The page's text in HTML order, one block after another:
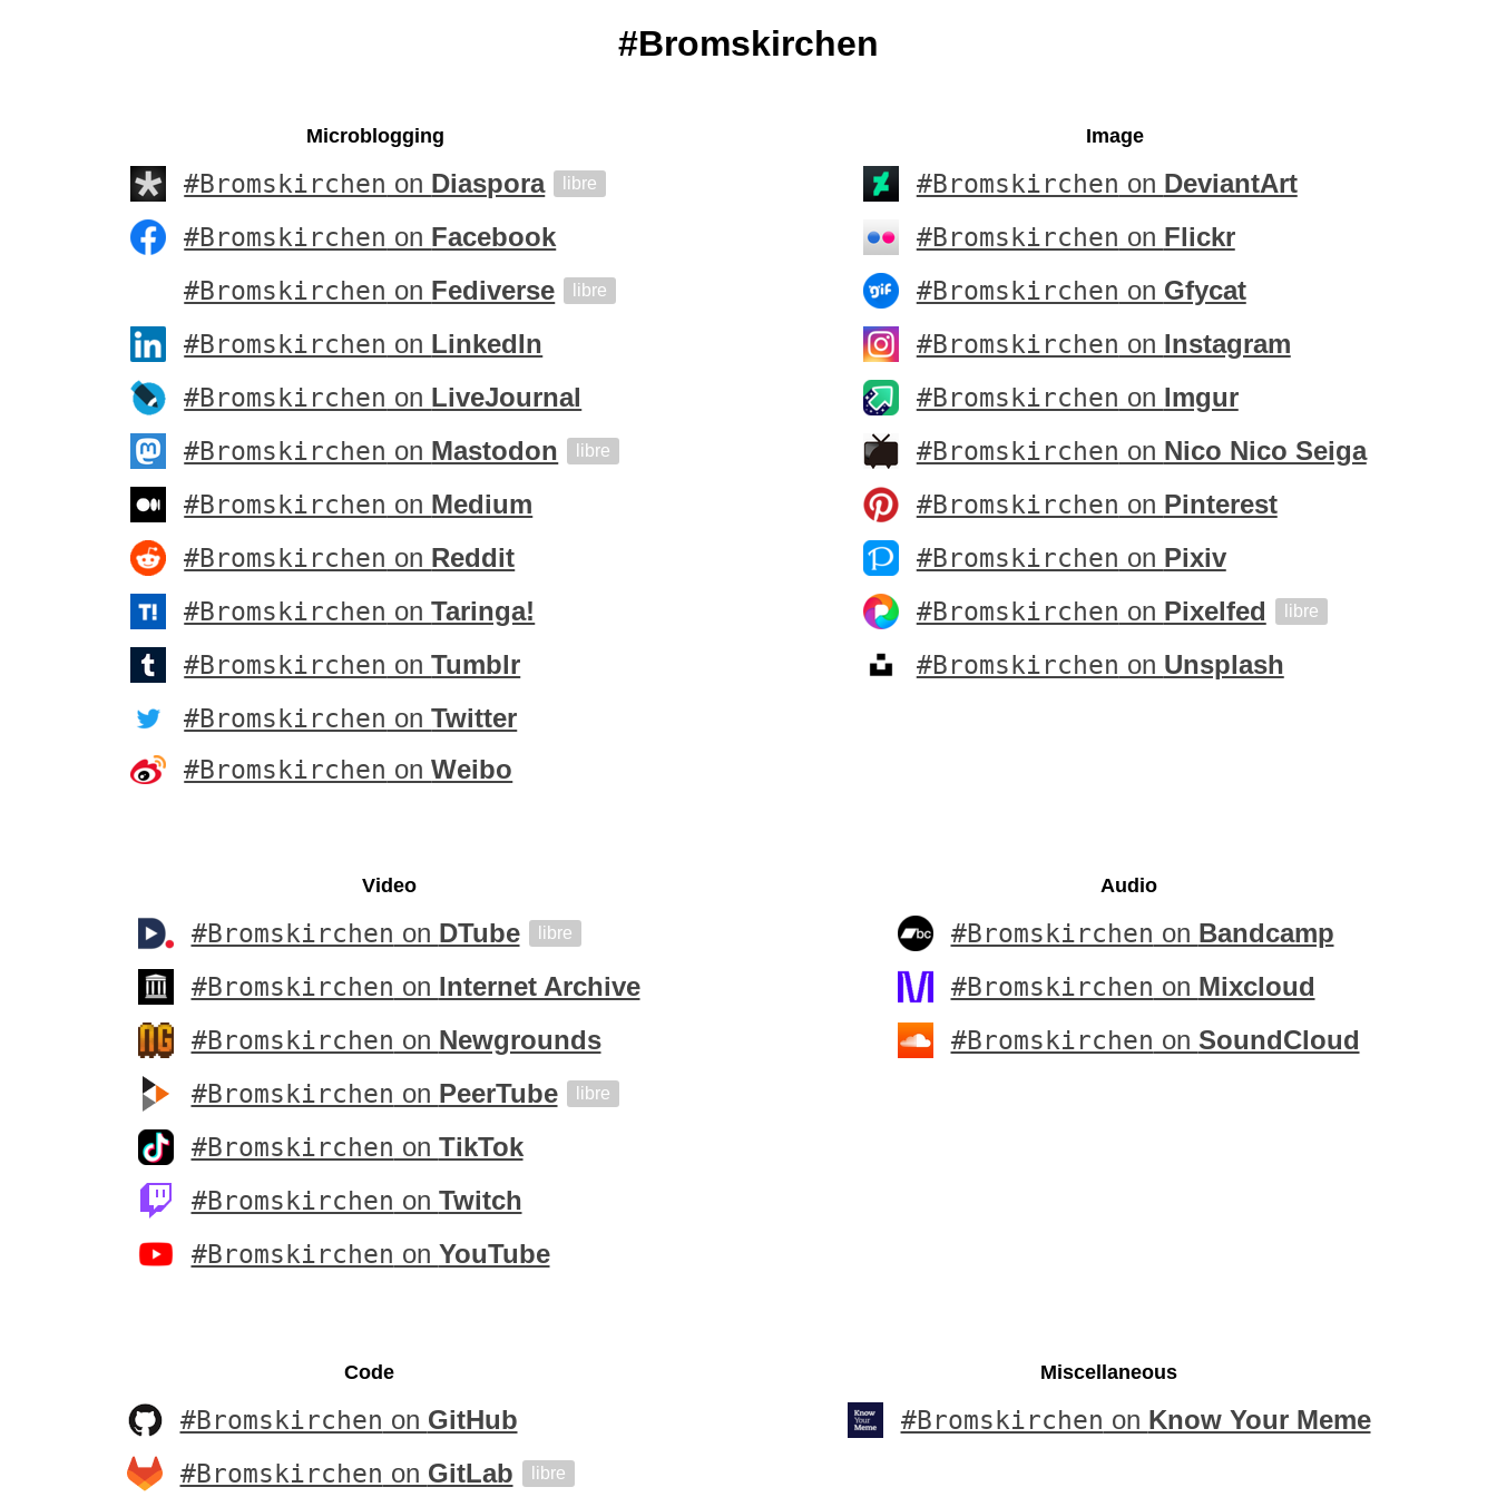
#Bromskirchen
Microblogging
#Bromskirchen on Diaspora libre
#Bromskirchen on Facebook
#Bromskirchen on Fediverse libre
#Bromskirchen on LinkedIn
#Bromskirchen on LiveJournal
#Bromskirchen on Mastodon libre
#Bromskirchen on Medium
#Bromskirchen on Reddit
#Bromskirchen onTaringa!
#Bromskirchen onTumblr
#Bromskirchen onTwitter
#Bromskirchen onWeibo
Image
#Bromskirchen on DeviantArt
#Bromskirchen on Flickr
#Bromskirchen on Gfycat
#Bromskirchen on Instagram
#Bromskirchen on Imgur
#Bromskirchen on Nico Nico Seiga
#Bromskirchen on Pinterest
#Bromskirchen on Pixiv
#Bromskirchen on Pixelfed libre
#Bromskirchen on Unsplash
Video
#Bromskirchen on DTube libre
#Bromskirchen on Internet Archive
#Bromskirchen on Newgrounds
#Bromskirchen on PeerTube libre
#Bromskirchen on TikTok
#Bromskirchen on Twitch
#Bromskirchen on YouTube
Audio
#Bromskirchen on Bandcamp
#Bromskirchen on Mixcloud
#Bromskirchen on SoundCloud
Code
#Bromskirchen on GitHub
#Bromskirchen on GitLab libre
Miscellaneous
#Bromskirchen on Know Your Meme